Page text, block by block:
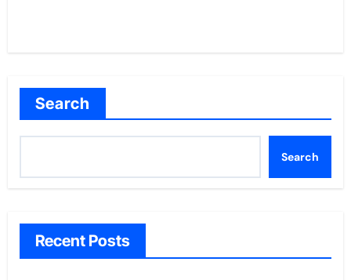
Search
Search
Recent Posts